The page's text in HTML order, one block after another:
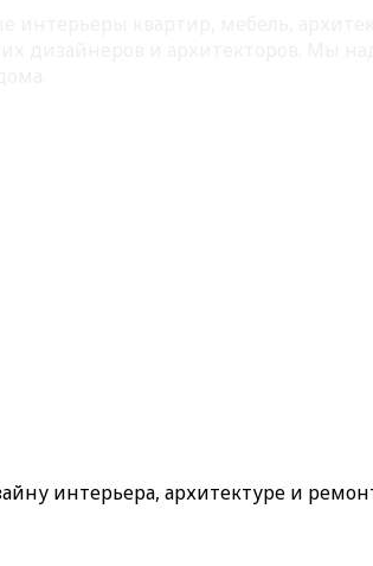
интерьера, архитектуре и